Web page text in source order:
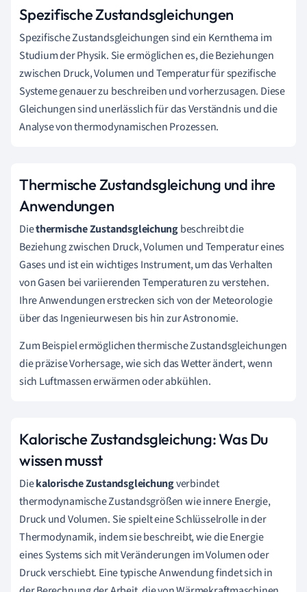
Spezifische Zustandsgleichungen
Spezifische Zustandsgleichungen sind ein Kernthema im
Studium der Physik. Sie ermöglichen es, die Beziehungen
zwischen Druck, Volumen und Temperatur für spezifische
Systeme genauer zu beschreiben und vorherzusagen. Diese
Gleichungen sind unerlässlich für das Verständnis und die
Analyse von thermodynamischen Prozessen.
Thermische Zustandsgleichung und ihre
Anwendungen
Diethermische Zustandsgleichungbeschreibt die
Beziehung zwischen Druck, Volumen und Temperatur eines
Gases und ist ein wichtiges Instrument, um das Verhalten
von Gasen bei variierenden Temperaturen zu verstehen.
Ihre Anwendungen erstrecken sich von der Meteorologie
über das Ingenieurwesen bis hin zur Astronomie.
Zum Beispiel ermöglichen thermische Zustandsgleichungen
die präzise Vorhersage, wie sich das Wetter ändert, wenn
sich Luftmassen erwärmen oder abkühlen.
Kalorische Zustandsgleichung: Was Du
wissen musst
Diekalorische Zustandsgleichungverbindet
thermodynamische Zustandsgrößen wie innere Energie,
Druck und Volumen. Sie spielt eine Schlüsselrolle in der
Thermodynamik, indem sie beschreibt, wie die Energie
eines Systems sich mit Veränderungen im Volumen oder
Druck verschiebt. Eine typische Anwendung findet sich in